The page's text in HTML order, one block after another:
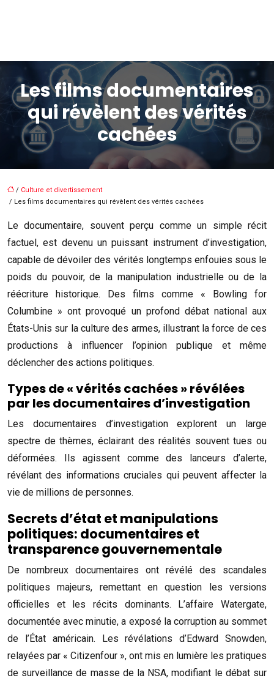
Les films documentaires
qui révèlent des vérités
cachées
/ Culture et divertissement
/ Les films documentaires qui révèlent des vérités cachées
Le documentaire, souvent perçu comme un simple récit
factuel, est devenu un puissant instrument d’investigation,
capable de dévoiler des vérités longtemps enfouies sous le
poids du pouvoir, de la manipulation industrielle ou de la
réécriture historique. Des films comme « Bowling for
Columbine » ont provoqué un profond débat national aux
États-Unis sur la culture des armes, illustrant la force de ces
productions à influencer l’opinion publique et même
déclencher des actions politiques.
Types de « vérités cachées » révélées
par les documentaires d’investigation
Les documentaires d’investigation explorent un large
spectre de thèmes, éclairant des réalités souvent tues ou
déformées. Ils agissent comme des lanceurs d’alerte,
révélant des informations cruciales qui peuvent affecter la
vie de millions de personnes.
Secrets d’état et manipulations
politiques: documentaires et
transparence gouvernementale
De nombreux documentaires ont révélé des scandales
politiques majeurs, remettant en question les versions
officielles et les récits dominants. L’affaire Watergate,
documentée avec minutie, a exposé la corruption au sommet
de l’État américain. Les révélations d’Edward Snowden,
relayées par « Citizenfour », ont mis en lumière les pratiques
de surveillance de masse de la NSA, modifiant le débat sur